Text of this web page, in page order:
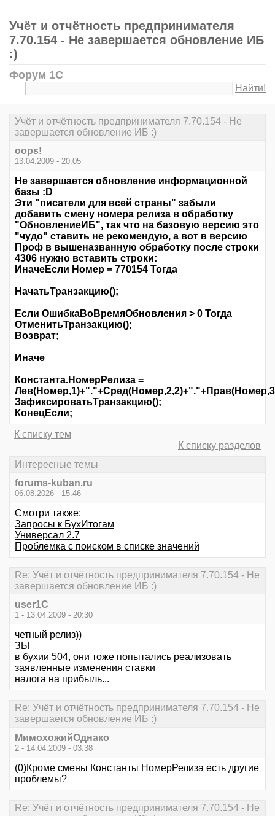
Учёт и отчётность предпринимателя
7.70.154 - Не завершается обновление ИБ
:)
Форум 1С
Найти!
Учёт и отчётность предпринимателя 7.70.154 - Не
завершается обновление ИБ :)
oops!
13.04.2009 - 20:05
Не завершается обновление информационной
базы :D
Эти "писатели для всей страны" забыли
добавить смену номера релиза в обработку
"ОбновлениеИБ", так что на базовую версию это
"чудо" ставить не рекомендую, а вот в версию
Проф в вышеназванную обработку после строки
4306 нужно вставить строки:
ИначеЕсли Номер = 770154 Тогда
НачатьТранзакцию();
Если ОшибкаВоВремяОбновления > 0 Тогда
ОтменитьТранзакцию();
Возврат;
Иначе
Константа.НомерРелиза =
ЗафиксироватьТранзакцию();
КонецЕсли;
К списку тем
К списку разделов
Интересные темы
forums-kuban.ru
06.08.2026 - 15:46
Смотри также:
Запросы к БухИтогам
Универсал 2.7
Проблемка с поиском в списке значений
Re: Учёт и отчётность предпринимателя 7.70.154 - Не
завершается обновление ИБ :)
user1C
1 - 13.04.2009 - 20:30
четный релиз))
ЗЫ
в бухии 504, они тоже попытались реализовать
заявленные изменения ставки
налога на прибыль...
Re: Учёт и отчётность предпринимателя 7.70.154 - Не
завершается обновление ИБ :)
МимохожийОднако
2 - 14.04.2009 - 03:38
(0)Кроме смены Константы НомерРелиза есть другие
проблемы?
Re: Учёт и отчётность предпринимателя 7.70.154 - Не